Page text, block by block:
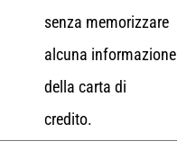
senza memorizzare
alcuna informazione
della carta di
credito.